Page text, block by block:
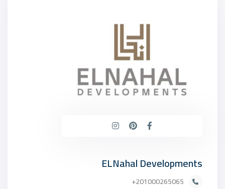
ELNahal Developments
201000265065+